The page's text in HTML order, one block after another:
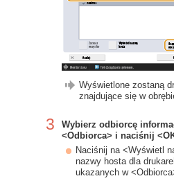
Wyświetlone zostaną
znajdujące się w
3
Wybierz odbiorcę
<Odbiorca> i naciśnij
Naciśnij na <Wyświetl
nazwy hosta dla
ukazanych w